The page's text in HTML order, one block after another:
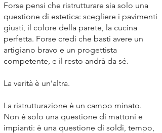
Forse pensi che ristrutturare sia solo una
questione di estetica: scegliere i pavimenti
giusti, il colore della parete, la cucina
perfetta. Forse credi che basti avere un
artigiano bravo e un progettista
competente, e il resto andrà da sé.
La verità è un’altra.
La ristrutturazione è un campo minato.
Non è solo una questione di mattoni e
impianti: è una questione di soldi, tempo,